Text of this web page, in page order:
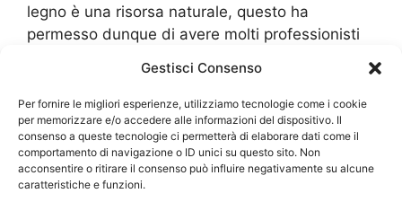
Gestisci Consenso
Per fornire le migliori esperienze, utilizziamo tecnologie come i cookie
per memorizzare e/o accedere alle informazioni del dispositivo. Il
consenso a queste tecnologie ci permetterà di elaborare dati come il
comportamento di navigazione o ID unici su questo sito. Non
acconsentire o ritirare il consenso può influire negativamente su alcune
caratteristiche e funzioni.
legno è una risorsa naturale, questo ha
permesso dunque di avere molti professionisti
Serramenti Vedano al Lambro . L’evoluzione
industriale, la problematica che il legno sta
diventando un materiale particolarmente
pregiato e spesso arriva da un’esportazione che
ha dei costi che sono comunque esosi, ecco
che si sono studiati nuovi materiali e anche